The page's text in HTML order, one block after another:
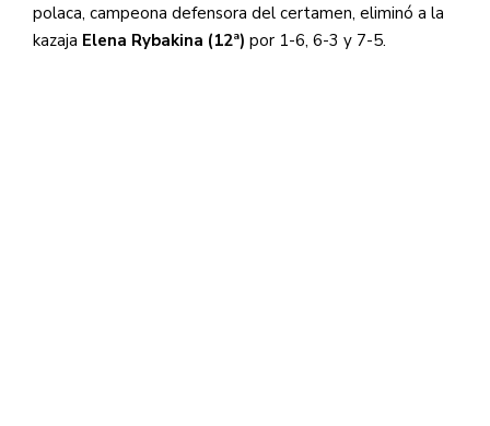
polaca, campeona defensora del certamen, eliminó a la
kazaja Elena Rybakina (12ª) por 1-6, 6-3 y 7-5.